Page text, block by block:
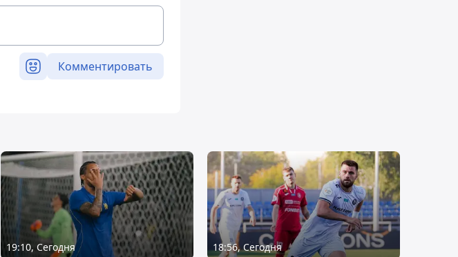
Комментировать
19:10, Сегодня 18:56, Сегодня